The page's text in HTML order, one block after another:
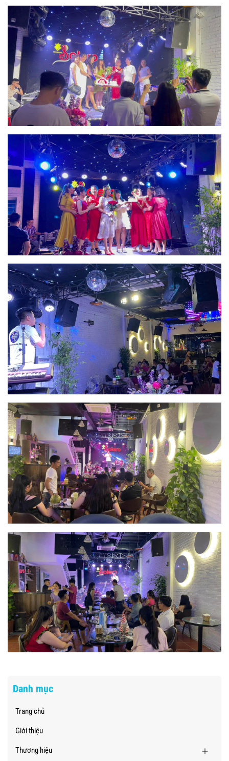
Danh mục
Trang chủ
Giới thiệu
Thương hiệu